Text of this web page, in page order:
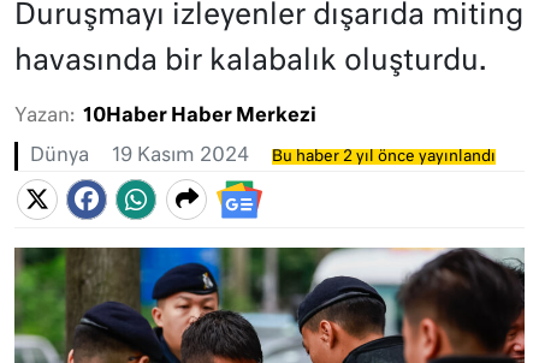
Duruşmayı izleyenler dışarıda miting
havasında bir kalabalık oluşturdu.
Yazan: 10Haber Haber Merkezi
Dünya 19 Kasım 2024 Bu haber 2 yıl önce yayınlandı